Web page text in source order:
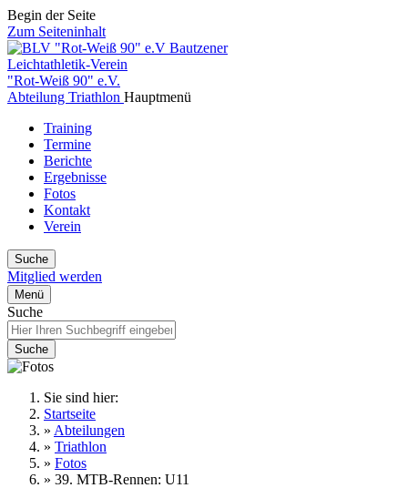
Begin der Seite
Zum Seiteninhalt
Bautzener
Leichtathletik-Verein
"Rot-Weiß 90" e.V.
Abteilung Triathlon Hauptmenü
Training
Termine
Berichte
Ergebnisse
Fotos
Kontakt
Verein
Suche
Mitglied werden
Menü
Suche
Suche
Sie sind hier:
Startseite
» Abteilungen
» Triathlon
» Fotos
» 39. MTB-Rennen: U11